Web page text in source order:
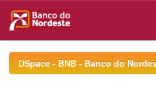
navigationDSpace - BNB - Banco do